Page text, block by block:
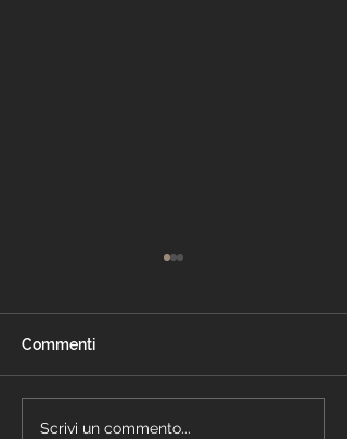
Cartongesso Milano
Commenti
Scrivi un commento...